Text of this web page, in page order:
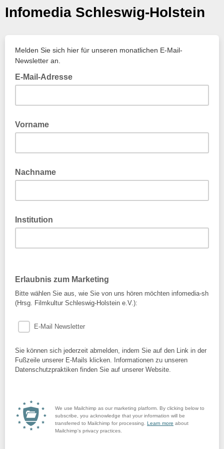
Infomedia Schleswig-Holstein
Melden Sie sich hier für unseren monatlichen E-Mail-
Newsletter an.
E-Mail-Adresse
Vorname
Nachname
Institution
Erlaubnis zum Marketing
Bitte wählen Sie aus, wie Sie von uns hören möchten infomedia-sh
(Hrsg. Filmkultur Schleswig-Holstein e.V.):
E-Mail Newsletter
Sie können sich jederzeit abmelden, indem Sie auf den Link in der
Fußzeile unserer E-Mails klicken. Informationen zu unseren
Datenschutzpraktiken finden Sie auf unserer Website.
We use Mailchimp as our marketing platform. By clicking below to
subscribe, you acknowledge that your information will be
transferred to Mailchimp for processing. Learn more about
Mailchimp's privacy practices.